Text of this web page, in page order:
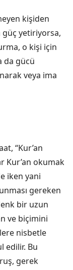
kişiden
güç yetiriyorsa,
o kişi için
da gücü
veya ima
“Kur’an
Kur’an okumak
iken yani
gereken
bir uzun
ve biçimini
nisbetle
edilir. Bu
gerek